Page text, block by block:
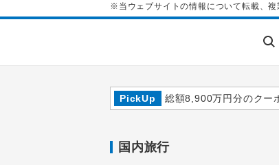
※当ウェブサイトの情報について転載、複
PickUp 総額8,900万円分のクー
国内旅行